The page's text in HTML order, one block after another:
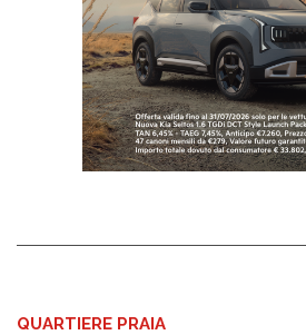
QUARTIERE PRAIA